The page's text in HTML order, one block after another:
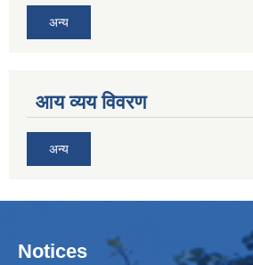
अन्य
आय व्यय विवरण
अन्य
Notices